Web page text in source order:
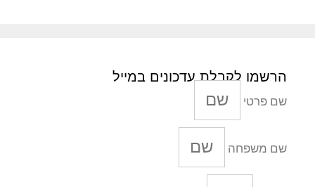
הרשמו לקבלת עדכונים במייל
שם פרטי
שם משפחה